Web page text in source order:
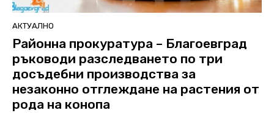
АКТУАЛНО
Районна прокуратура – Благоевград
ръководи разследването по три
досъдебни производства за
незаконно отглеждане на растения от
рода на конопа